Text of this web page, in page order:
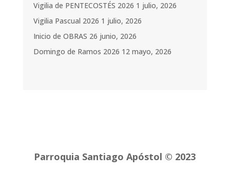
Vigilia de PENTECOSTÉS 2026 1 julio, 2026
Vigilia Pascual 2026 1 julio, 2026
Inicio de OBRAS 26 junio, 2026
Domingo de Ramos 2026 12 mayo, 2026
Parroquia Santiago Apóstol © 2023